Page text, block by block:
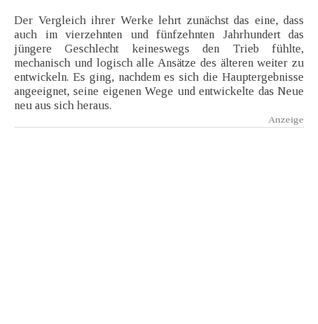
Der Vergleich ihrer Werke lehrt zunächst das eine, dass
auch im vierzehnten und fünfzehnten Jahrhundert das
jüngere Geschlecht keineswegs den Trieb fühlte,
mechanisch und logisch alle Ansätze des älteren weiter zu
entwickeln. Es ging, nachdem es sich die Hauptergebnisse
angeeignet, seine eigenen Wege und entwickelte das Neue
neu aus sich heraus.